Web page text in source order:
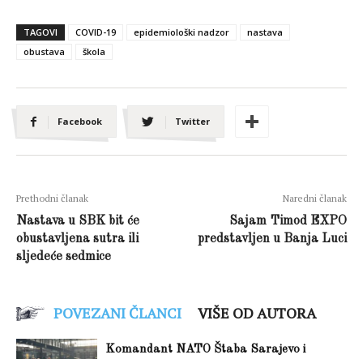
TAGOVI COVID-19 epidemiološki nadzor
nastava
obustava
škola
Facebook Twitter
Prethodni članak
Nastava u SBK bit će
obustavljena sutra ili
sljedeće sedmice
Naredni članak
Sajam Timod EXPO
predstavljen u Banja Luci
POVEZANI ČLANCI VIŠE OD AUTORA
Komandant NATO Štaba Sarajevo i